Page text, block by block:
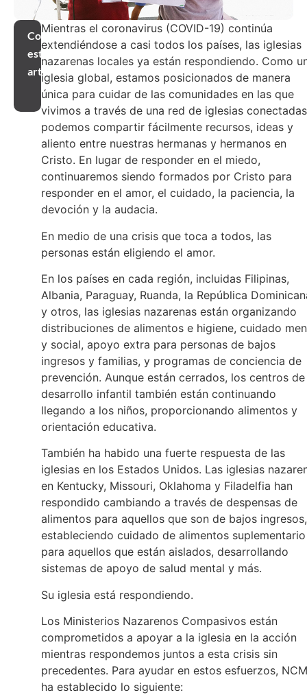
Compartir
este
artículo
Mientras el coronavirus (COVID-19) continúa
extendiéndose a casi todos los países, las iglesias
nazarenas locales ya están respondiendo. Como
iglesia global, estamos posicionados de manera
única para cuidar de las comunidades en las que
vivimos a través de una red de iglesias
podemos compartir fácilmente recursos, ideas y
aliento entre nuestras hermanas y hermanos en
Cristo. En lugar de responder en el miedo,
continuaremos siendo formados por Cristo para
responder en el amor, el cuidado, la paciencia, la
devoción y la audacia.
En medio de una crisis que toca a todos, las
personas están eligiendo el amor.
En los países en cada región, incluidas Filipinas,
Albania, Paraguay, Ruanda, la República
y otros, las iglesias nazarenas están organizando
distribuciones de alimentos e higiene, cuidado
y social, apoyo extra para personas de bajos
ingresos y familias, y programas de conciencia de
prevención. Aunque están cerrados, los centros de
desarrollo infantil también están continuando
llegando a los niños, proporcionando alimentos y
orientación educativa.
También ha habido una fuerte respuesta de las
iglesias en los Estados Unidos. Las iglesias
en Kentucky, Missouri, Oklahoma y Filadelfia han
respondido cambiando a través de despensas de
alimentos para aquellos que son de bajos ingresos,
estableciendo cuidado de alimentos suplementario
para aquellos que están aislados, desarrollando
sistemas de apoyo de salud mental y más.
Su iglesia está respondiendo.
Los Ministerios Nazarenos Compasivos están
comprometidos a apoyar a la iglesia en la acción
mientras respondemos juntos a esta crisis sin
precedentes. Para ayudar en estos esfuerzos, NCM
ha establecido lo siguiente: